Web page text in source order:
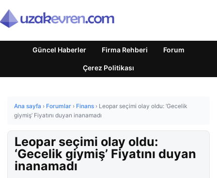
Güncel Haberler Firma Rehberi Forum
Çerez Politikası
Ana sayfa › Forumlar › Finans › Leopar seçimi olay oldu: ‘Gecelik
giymiş’ Fiyatını duyan inanamadı
Leopar seçimi olay oldu:
‘Gecelik giymiş’ Fiyatını duyan
inanamadı